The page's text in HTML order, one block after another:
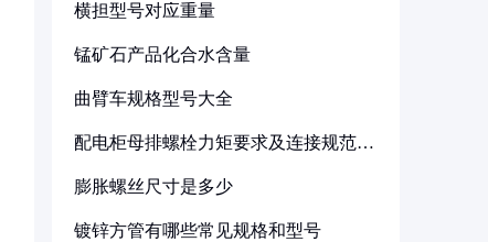
横担型号对应重量
锰矿石产品化合水含量
曲臂车规格型号大全
配电柜母排螺栓力矩要求及连接规范详
膨胀螺丝尺寸是多少
镀锌方管有哪些常见规格和型号